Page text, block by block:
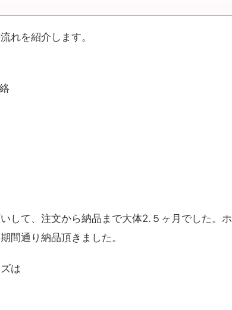
れを紹介します。
して、注文から納品まで大体2.５ヶ月でした。ホ
間通り納品頂きました。
は